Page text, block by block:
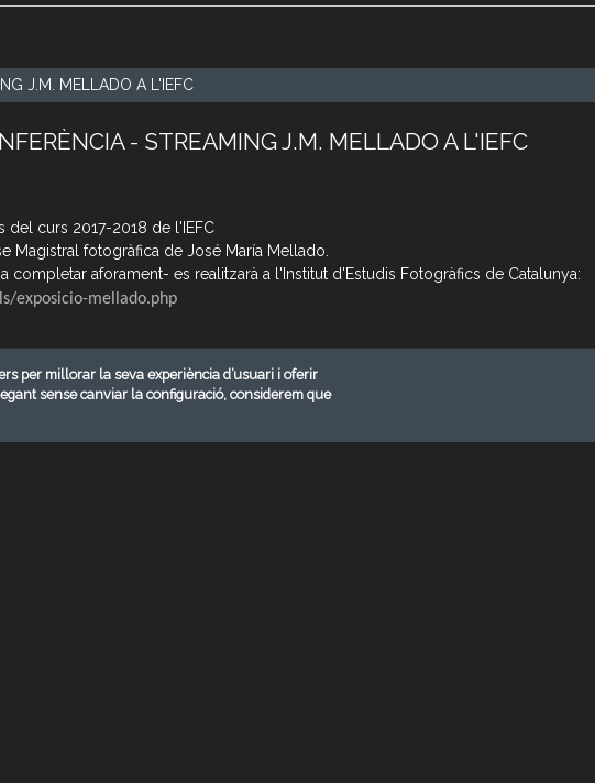
J.M. MELLADO A L'IEFC
- STREAMING J.M. MELLADO A L'IEFC
del curs 2017-2018 de l'IEFC
Magistral fotogràfica de José María Mellado.
completar aforament- es realitzarà a l'Institut d'Estudis Fotogràfics de Catalunya:
exposicio-mellado.php
per millorar la seva experiència d’usuari i oferir
sense canviar la configuració, considerem que